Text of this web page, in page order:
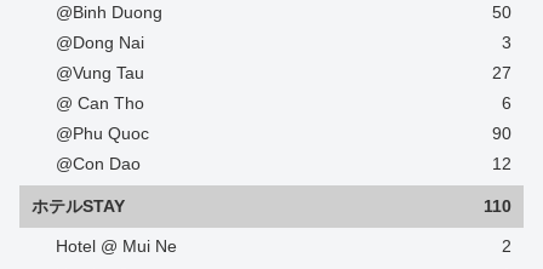
@Binh Duong
50
@Dong Nai
3
@Vung Tau
27
@ Can Tho
6
@Phu Quoc
90
@Con Dao
12
ホテルSTAY 110
Hotel @ Mui Ne
2